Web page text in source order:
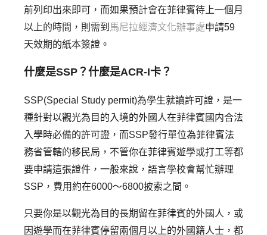
前列印出來即可，而如果預計會在菲律賓待上一個月
以上的時間，則需到 馬尼拉經濟文化辦事處申請59
天效期的紙本簽證。
什麼是SSP？什麼是ACR-I卡？
SSP(Special Study permit)為學生就讀許可證，是一
種針對以觀光為目的入境的外國人在菲律賓國内合法
入學時必備的許可證，而SSP發行單位為菲律賓法
務省管轄的移民局，不管你在菲律賓遊學或打工等都
要申請這張證件，一般來說，語言學校會幫忙辦理
SSP，費用約在6000～6800披索之間。
只要你是以觀光為目的長期留在菲律賓的外國人，或
因遊學而在菲律賓停留兩個月以上的外國籍人士，都